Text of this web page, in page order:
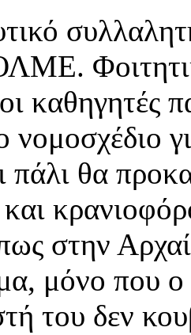
οι καθηγητές
πάλι θα
στην
μόνο που ο
του δεν